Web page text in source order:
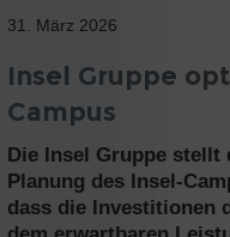
31. März 2026
Insel Gruppe
Campus
Die Insel Gruppe stellt
Planung des Insel-
dass die Investitionen